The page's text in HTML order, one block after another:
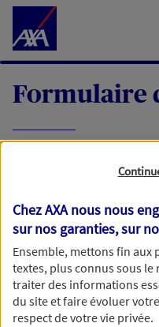
Accéder au Contenu
Formulaire
demande, nous vous
meilleurs délais par
Votre message :
Chez AXA nous nous
sur nos garanties, sur
Ensemble, mettons fin aux
textes, plus connus sous le
traiter des informations
du site et faire évoluer
respect de votre vie privée.